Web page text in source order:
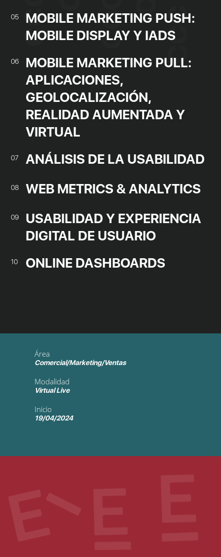
05
MOBILE MARKETING PUSH:
MOBILE DISPLAY Y IADS
06
MOBILE MARKETING PULL:
APLICACIONES,
GEOLOCALIZACIÓN,
REALIDAD AUMENTADA Y
VIRTUAL
07 ANÁLISIS DE LA USABILIDAD
08 WEB METRICS & ANALYTICS
09
USABILIDAD Y EXPERIENCIA
DIGITAL DE USUARIO
10 ONLINE DASHBOARDS
Área
Comercial/Marketing/Ventas
Modalidad
Virtual Live
Inicio
19/04/2024